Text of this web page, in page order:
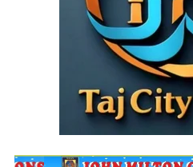
Taj City News